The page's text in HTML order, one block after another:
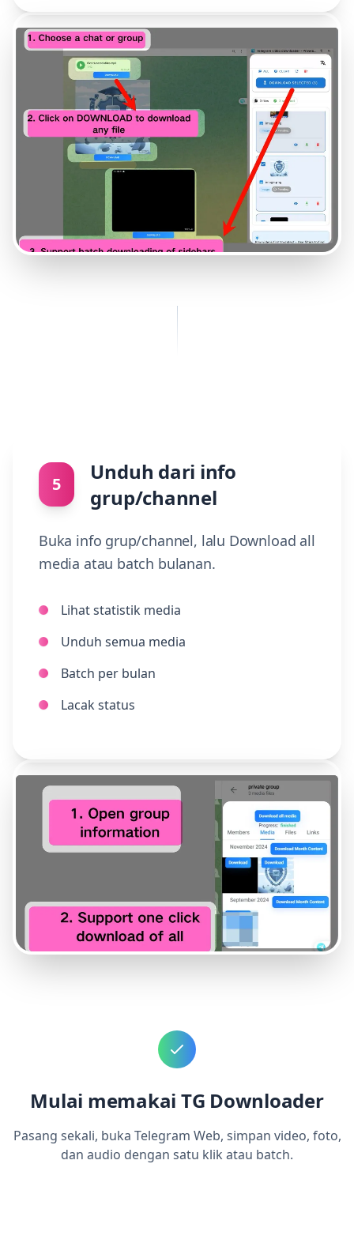
5
Unduh dari info
grup/channel
Buka info grup/channel, lalu Download all
media atau batch bulanan.
Lihat statistik media
Unduh semua media
Batch per bulan
Lacak status
Mulai memakai TG Downloader
Pasang sekali, buka Telegram Web, simpan video, foto,
dan audio dengan satu klik atau batch.